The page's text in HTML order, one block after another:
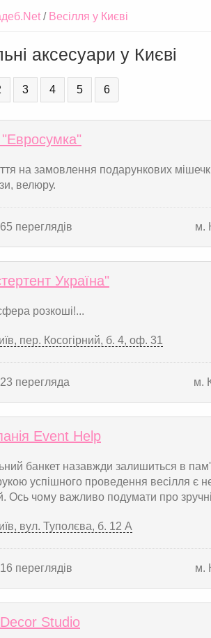
Весілля у Києві
аксесуари у Києві
3 4 5 6
на замовлення подарункових
велюру.
переглядів м.
Україна"
розкоші!...
пер. Косогірний, б. 4, оф. 31
перегляда м.
Event Help
банкет назавжди залишиться в
успішного проведення весілля є
Ось чому важливо подумати про
вул. Туполєва, б. 12 А
переглядів м.
Studio